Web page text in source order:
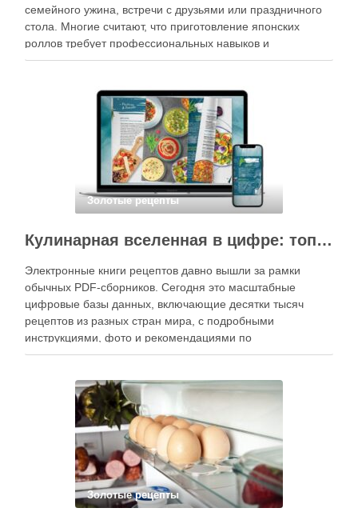
семейного ужина, встречи с друзьями или праздничного
стола. Многие считают, что приготовление японских
роллов требует профессиональных навыков и
специального оборудования, однако на практике сделать
кухне. Главное — …
Золотые рецепты
Кулинарная вселенная в цифре: топ-3 самых больших электронных книг рецептов
Электронные книги рецептов давно вышли за рамки
обычных PDF-сборников. Сегодня это масштабные
цифровые базы данных, включающие десятки тысяч
рецептов из разных стран мира, с подробными
инструкциями, фото и рекомендациями по
приготовлению. В отличие от печатных изданий,
контент, расширять коллекции блюд и добавлять новые
функции. Ниже …
Золотые рецепты